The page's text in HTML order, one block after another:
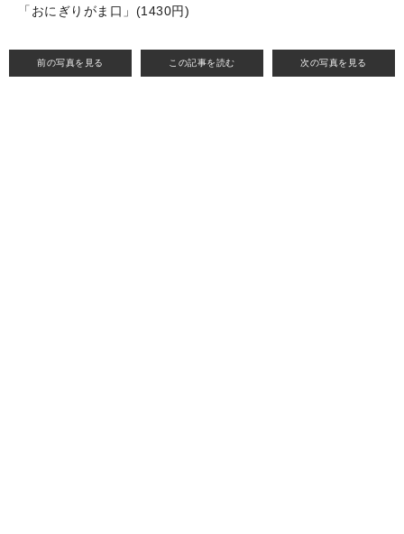
前の写真を見る この記事を読む 次の写真を見る
「おにぎりがま口」(1430円)